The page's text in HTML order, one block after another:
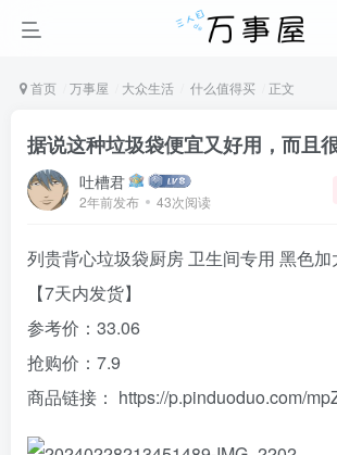
首页 万事屋 大众生活 什么值得买 正文
据说这种垃圾袋便宜又好用，而且
吐槽君
2年前发布 43次阅读
列贵背心垃圾袋厨房 卫生间专用 黑色
【7天内发货】
参考价：33.06
抢购价：7.9
商品链接： https://p.pinduoduo.com/